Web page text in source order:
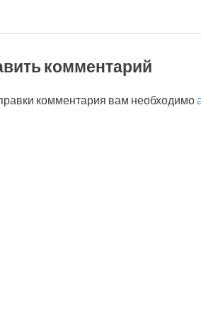
комментарий
комментария вам необходимо